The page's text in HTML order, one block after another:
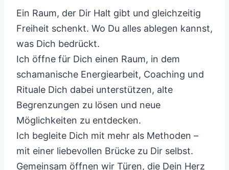
Ein Raum, der Dir Halt gibt und gleichzeitig
Freiheit schenkt. Wo Du alles ablegen kannst,
was Dich bedrückt.
Ich öffne für Dich einen Raum, in dem
schamanische Energiearbeit, Coaching und
Rituale Dich dabei unterstützen, alte
Begrenzungen zu lösen und neue
Möglichkeiten zu entdecken.
Ich begleite Dich mit mehr als Methoden –
mit einer liebevollen Brücke zu Dir selbst.
Gemeinsam öffnen wir Türen, die Dein Herz